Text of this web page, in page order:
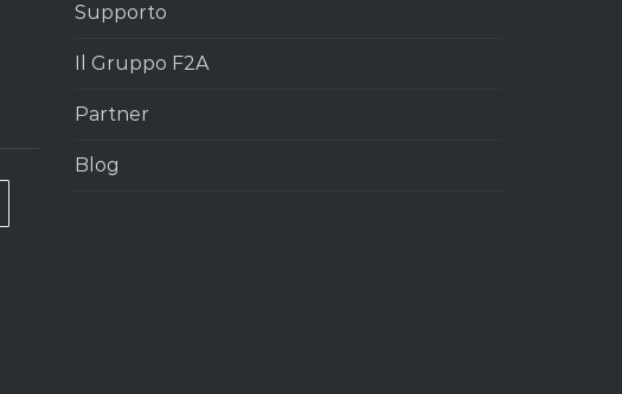
Supporto
Il Gruppo F2A
Partner
Blog